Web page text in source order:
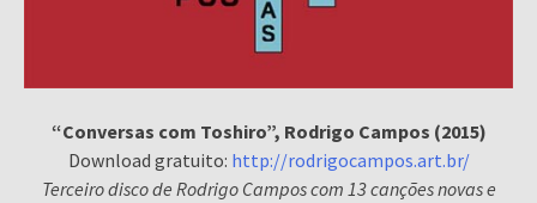
“Conversas com Toshiro”, Rodrigo Campos (2015)
Download gratuito: http://rodrigocampos.art.br/
Terceiro disco de Rodrigo Campos com 13 canções novas e